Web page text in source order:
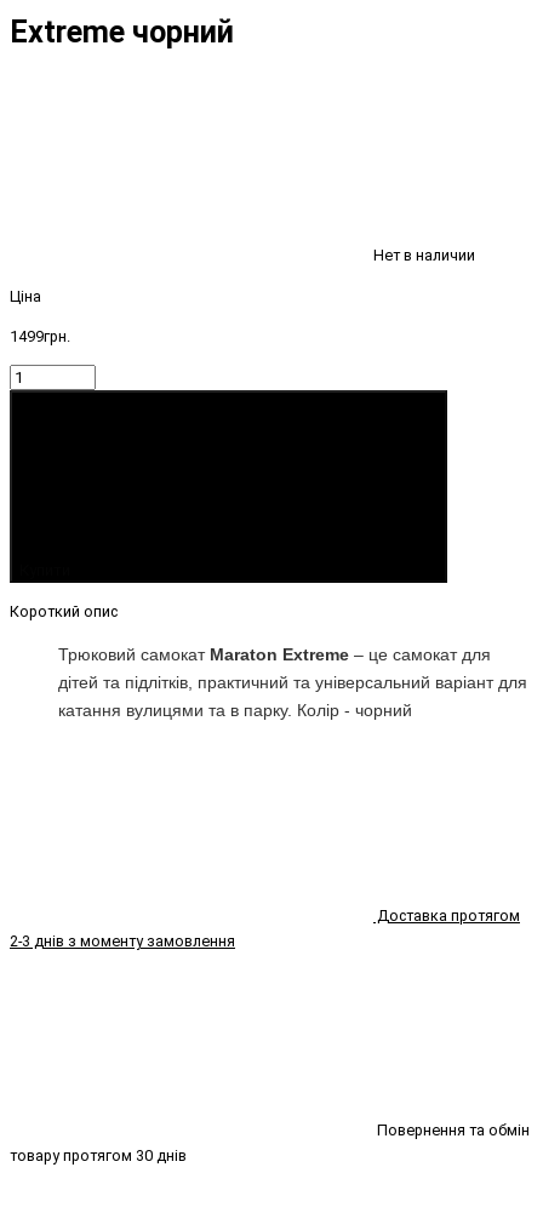
Extreme чорний
Нет в наличии
Ціна
1499грн.
Короткий опис
Трюковий самокат Maraton Extreme – це самокат для
дітей та підлітків, практичний та універсальний варіант для
катання вулицями та в парку. Колір - чорний
Доставка протягом
2-3 днів з моменту замовлення
Повернення та обмін
товару протягом 30 днів